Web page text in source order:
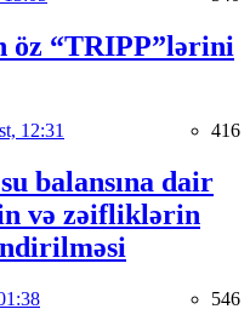
öz “TRIPP”lərini
12:31 416
balansına dair
və zəifliklərin
546